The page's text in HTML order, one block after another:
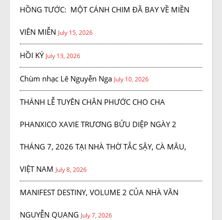
HỒNG TƯỚC: MỘT CÁNH CHIM ĐÃ BAY VỀ MIỀN
VIÊN MIỄN July 15, 2026
HỒI KÝ July 13, 2026
Chùm nhạc Lê Nguyễn Nga July 10, 2026
THÁNH LỄ TUYÊN CHÂN PHƯỚC CHO CHA
PHANXICO XAVIE TRƯƠNG BỬU DIỆP NGÀY 2
THÁNG 7, 2026 TẠI NHÀ THỜ TẮC SẬY, CÀ MÂU,
VIỆT NAM July 8, 2026
MANIFEST DESTINY, VOLUME 2 CỦA NHÀ VĂN
NGUYỄN QUANG July 7, 2026